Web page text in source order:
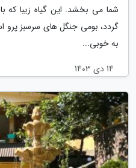
شما می بخشد. این گیاه زیبا که
گردد، بومی جنگل های سرسبز
به خوبی...
14 دی 1403